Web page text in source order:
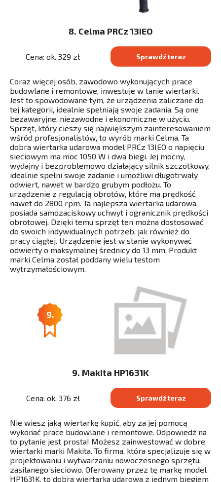
8. Celma PRCz 13IEO
Cena: ok. 329 zł Sprawdź teraz
Coraz więcej osób, zawodowo wykonujących prace
budowlane i remontowe, inwestuje w tanie wiertarki.
Jest to spowodowane tym, że urządzenia zaliczane do
tej kategorii, idealnie spełniają swoje zadania. Są one
bezawaryjne, niezawodne i ekonomiczne w użyciu.
Sprzęt, który cieszy się największym zainteresowaniem
wśród profesjonalistów, to wyrób marki Celma. Ta
dobra wiertarka udarowa model PRCz 13IEO o napięciu
sieciowym ma moc 1050 W i dwa biegi. Jej mocny,
wydajny i bezproblemowo działający silnik szczotkowy,
idealnie spełni swoje zadanie i umożliwi długotrwały
odwiert, nawet w bardzo grubym podłożu. To
urządzenie z regulacją obrotów, które ma prędkość
nawet do 2800 rpm. Ta najlepsza wiertarka udarowa,
posiada samozaciskowy uchwyt i ogranicznik prędkości
obrotowej. Dzięki temu sprzęt ten można dostosować
do swoich indywidualnych potrzeb, jak również do
pracy ciągłej. Urządzenie jest w stanie wykonywać
odwierty o maksymalnej średnicy do 13 mm. Produkt
marki Celma został poddany wielu testom
wytrzymałościowym.
9.
9. Makita HP1631K
Cena: ok. 376 zł Sprawdź teraz
Nie wiesz jaką wiertarkę kupić, aby za jej pomocą
wykonać prace budowlane i remontowe. Odpowiedź na
to pytanie jest prosta! Możesz zainwestować w dobre
wiertarki marki Makita. To firma, która specjalizuje się w
projektowaniu i wytwarzaniu nowoczesnego sprzętu,
zasilanego sieciowo. Oferowany przez tę markę model
HP1631K, to dobra wiertarka udarowa z jednym biegiem